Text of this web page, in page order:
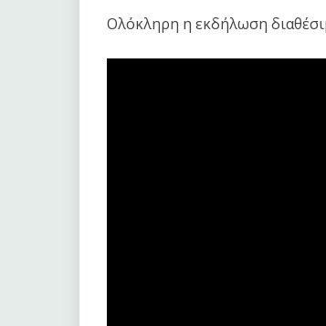
Ολόκληρη η εκδήλωση